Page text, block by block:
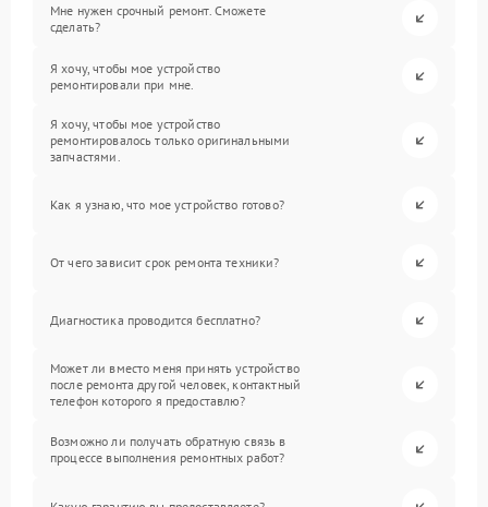
Мне нужен срочный ремонт. Сможете
сделать?
Я хочу, чтобы мое устройство
ремонтировали при мне.
Я хочу, чтобы мое устройство
ремонтировалось только оригинальными
запчастями.
Как я узнаю, что мое устройство готово?
От чего зависит срок ремонта техники?
Диагностика проводится бесплатно?
Может ли вместо меня принять устройство
после ремонта другой человек, контактный
телефон которого я предоставлю?
Возможно ли получать обратную связь в
процессе выполнения ремонтных работ?